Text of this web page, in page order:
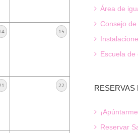
15
22
Área de
Consejo
Escuela de
RESERVAS
Reservar